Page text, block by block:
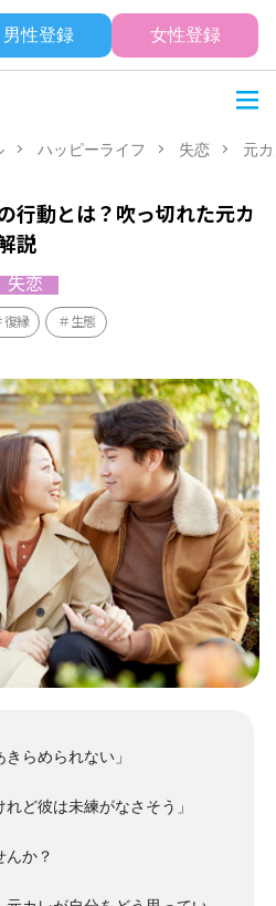
男性登録 女性登録
ハッピーライフ 失恋 元
行動とは？吹っ切れた元カ
説
失恋
復縁 生態
らめられない」
れど彼は未練がなさそう」
んか？